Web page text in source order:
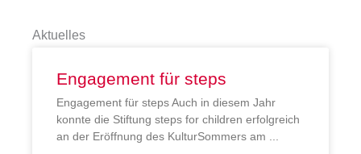
Aktuelles
Engagement für steps
Engagement für steps Auch in diesem Jahr
konnte die Stiftung steps for children erfolgreich
an der Eröffnung des KulturSommers am